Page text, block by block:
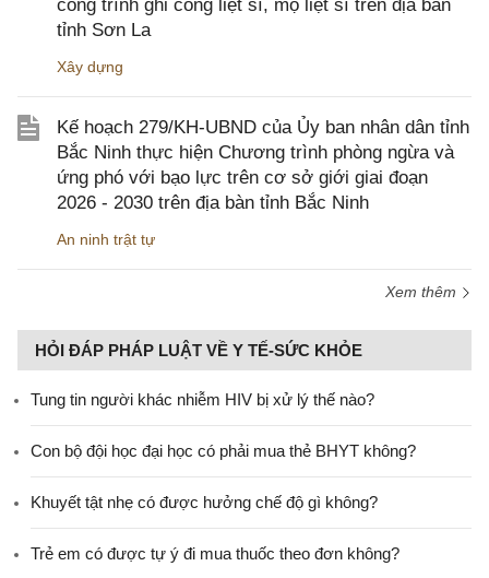
công trình ghi công liệt sĩ, mộ liệt sĩ trên địa bàn
tỉnh Sơn La
Xây dựng
Kế hoạch 279/KH-UBND của Ủy ban nhân dân tỉnh
Bắc Ninh thực hiện Chương trình phòng ngừa và
ứng phó với bạo lực trên cơ sở giới giai đoạn
2026 - 2030 trên địa bàn tỉnh Bắc Ninh
An ninh trật tự
Xem thêm
HỎI ĐÁP PHÁP LUẬT VỀ Y TẾ-SỨC KHỎE
Tung tin người khác nhiễm HIV bị xử lý thế nào?
Con bộ đội học đại học có phải mua thẻ BHYT không?
Khuyết tật nhẹ có được hưởng chế độ gì không?
Trẻ em có được tự ý đi mua thuốc theo đơn không?